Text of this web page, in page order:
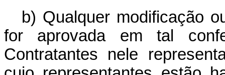
b) Qualquer modificação
for aprovada em tal
Contratantes nele